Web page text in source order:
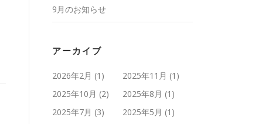
9月のお知らせ
アーカイブ
2026年2月 (1) 2025年11月 (1)
2025年10月 (2) 2025年8月 (1)
2025年7月 (3) 2025年5月 (1)